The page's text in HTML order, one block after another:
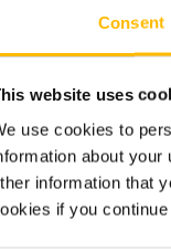
Consent
website uses
use cookies to
about
information that
if you
árurakodásért a